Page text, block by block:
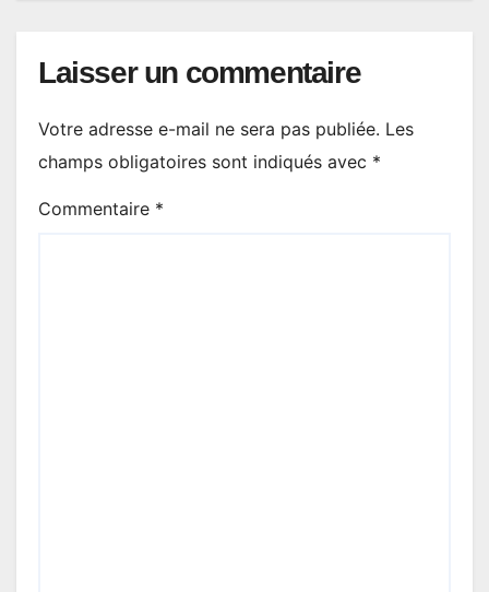
Laisser un commentaire
Votre adresse e-mail ne sera pas publiée. Les
champs obligatoires sont indiqués avec *
Commentaire *